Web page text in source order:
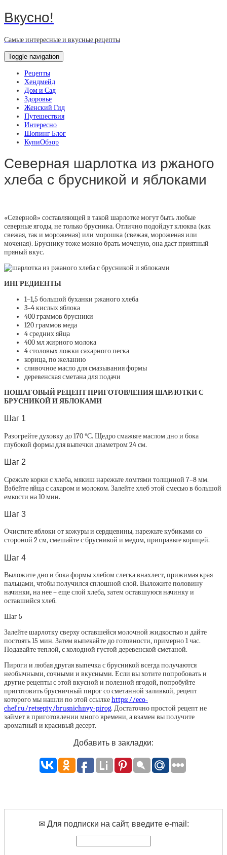
Вкусно!
Самые интересные и вкусные рецепты
Toggle navigation
Рецепты
Хендмейд
Дом и Сад
Здоровье
Женский Гид
Путешествия
Интересно
Шопинг Блог
КупиОбзор
Северная шарлотка из ржаного
хлеба с брусникой и яблоками
«Северной» составляющей в такой шарлотке могут быть любые
северные ягоды, не только брусника. Отлично подойдут клюква (как
свежая, так и мороженая) или морошка (свежая, мороженая или
моченая). Бруснику тоже можно брать моченую, она даст приятный
пряный вкус.
ИНГРЕДИЕНТЫ
1–1,5 большой буханки ржаного хлеба
3–4 кислых яблока
400 граммов брусники
120 граммов меда
4 средних яйца
400 мл жирного молока
4 столовых ложки сахарного песка
корица, по желанию
сливочное масло для смазывания формы
деревенская сметана для подачи
ПОШАГОВЫЙ РЕЦЕПТ ПРИГОТОВЛЕНИЯ ШАРЛОТКИ С
БРУСНИКОЙ И ЯБЛОКАМИ
Шаг 1
Разогрейте духовку до 170 °С. Щедро смажьте маслом дно и бока
глубокой формы для выпечки диаметром 24 см.
Шаг 2
Срежьте корки с хлеба, мякиш нарежьте ломтями толщиной 7–8 мм.
Взбейте яйца с сахаром и молоком. Залейте хлеб этой смесью в большой
емкости на 10 мин.
Шаг 3
Очистите яблоки от кожуры и сердцевины, нарежьте кубиками со
стороной 2 см, смешайте с брусникой и медом, приправьте корицей.
Шаг 4
Выложите дно и бока формы хлебом слегка внахлест, прижимая края
пальцами, чтобы получился сплошной слой. Выложите половину
начинки, на нее – еще слой хлеба, затем оставшуюся начинку и
оставшийся хлеб.
Шаг 5
Залейте шарлотку сверху оставшейся молочной жидкостью и дайте
постоять 15 мин. Затем выпекайте до готовности, примерно 1 час.
Подавайте теплой, с холодной густой деревенской сметаной.
Пироги и любая другая выпечка с брусникой всегда получаются
необычными, сочными и вкусными. Если вы хотите попробовать и
другие рецепты с этой вкусной и полезной ягодой, попробуйте
приготовить брусничный пирог со сметанной заливкой, рецепт
которого мы нашли по этой ссылкеhttps://eco-
chef.ru/retsepty/brusnichnyy-pirog. Достаточно простой рецепт не
займет в приготовлении много времени, а взамен вы получите
ароматный и красивый десерт.
Добавить в закладки:
✉ Для подписки на сайт, введите e-mail: